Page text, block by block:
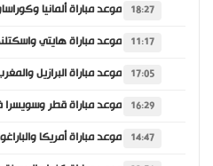
18:27
11:17
17:05
16:29
14:47